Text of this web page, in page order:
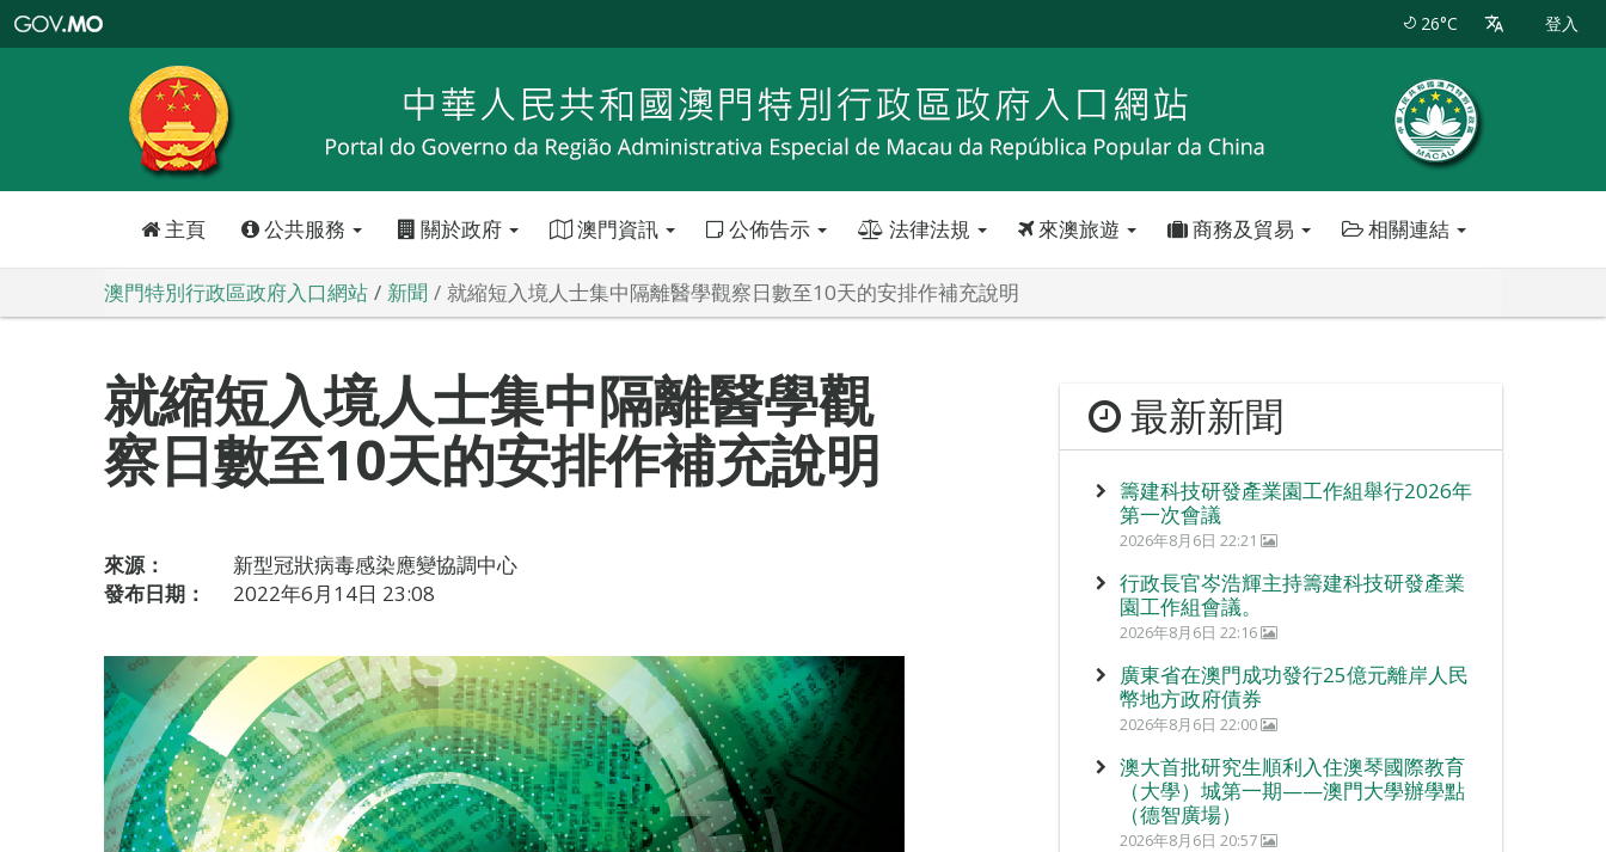
特
政
區
政
口
26°C 登入
主頁 公共服務 關於政府 澳門資訊 公佈告示 法律法規 來澳旅遊 商務及貿易 相關連結
澳門特別行政區政府入口網站 新聞 就縮短入境人士集中隔離醫學觀察日數至10天的安排作補充說明
就縮短入境人士集中隔離醫學觀
察日數至10天的安排作補充說明
來源：
新型冠狀病毒感染應變協調中心
發布日期：
2022年6月14日 23:08
最新新聞
籌建科技研發產業園工作組舉行2026年
第一次會議
2026年8月6日 22:21
行政長官岑浩輝主持籌建科技研發產業
園工作組會議。
2026年8月6日 22:16
廣東省在澳門成功發行25億元離岸人民
幣地方政府債券
2026年8月6日 22:00
澳大首批研究生順利入住澳琴國際教育
（大學）城第一期——澳門大學辦學點
（德智廣場）
2026年8月6日 20:57